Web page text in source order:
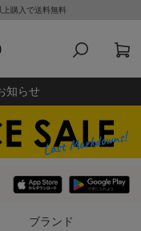
購入で送料無料
知らせ
ブランド